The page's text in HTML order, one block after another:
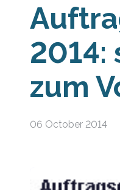
2014:
zum
06 October 2014